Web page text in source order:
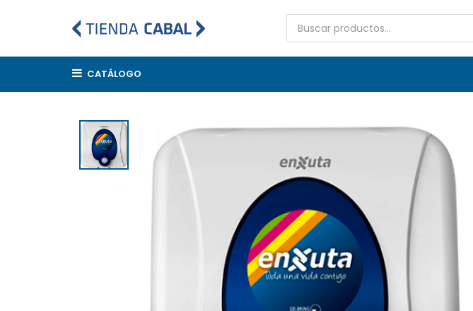
CATÁLOGO